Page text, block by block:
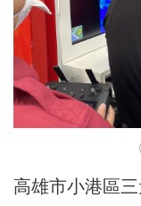
高雄市小港區